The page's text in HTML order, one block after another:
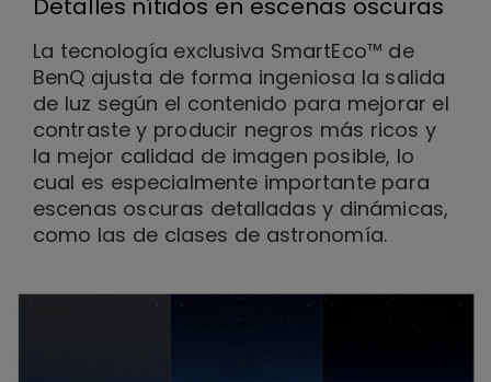
Detalles nítidos en escenas oscuras
La tecnología exclusiva SmartEco™ de
BenQ ajusta de forma ingeniosa la salida
de luz según el contenido para mejorar el
contraste y producir negros más ricos y
la mejor calidad de imagen posible, lo
cual es especialmente importante para
escenas oscuras detalladas y dinámicas,
como las de clases de astronomía.